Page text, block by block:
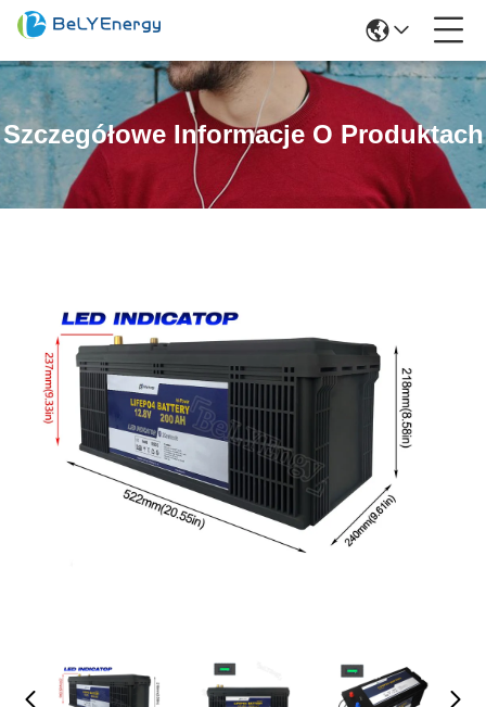
Szczegółowe Informacje O Produktach